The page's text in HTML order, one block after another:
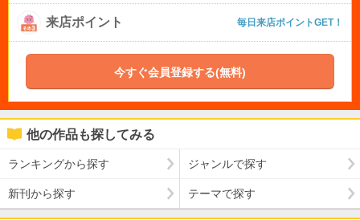
来店ポイント 毎日来店ポイントGET！
今すぐ会員登録する(無料)
他の作品も探してみる
ランキングから探す ジャンルで探す
新刊から探す テーマで探す